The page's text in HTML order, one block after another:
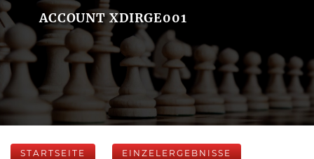
ACCOUNT XDIRGE001
STARTSEITE EINZELERGEBNISSE